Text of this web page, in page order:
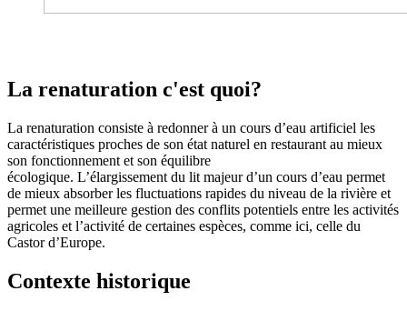
La renaturation c'est quoi?
La renaturation consiste à redonner à un cours d’eau artificiel les
caractéristiques proches de son état naturel en restaurant au mieux
son fonctionnement et son équilibre
écologique. L’élargissement du lit majeur d’un cours d’eau permet
de mieux absorber les fluctuations rapides du niveau de la rivière et
permet une meilleure gestion des conflits potentiels entre les activités
agricoles et l’activité de certaines espèces, comme ici, celle du
Castor d’Europe.
Contexte historique